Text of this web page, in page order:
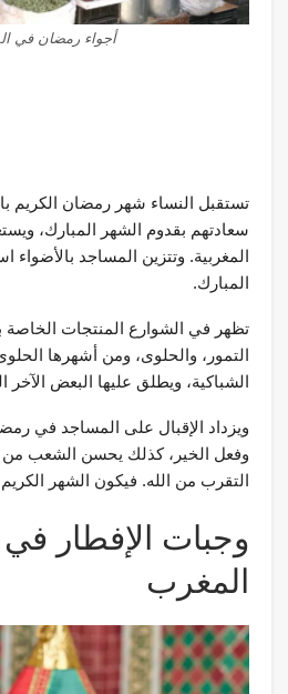
أجواء رمضان في
تستقبل النساء شهر رمضان الكريم
سعادتهم بقدوم الشهر المبارك،
المغربية. وتتزين المساجد بالأضواء
المبارك.
تظهر في الشوارع المنتجات الخاصة
التمور، والحلوى، ومن أشهرها
الشباكية، ويطلق عليها البعض الآخر
ويزداد الإقبال على المساجد في
وفعل الخير، كذلك يحسن الشعب من
التقرب من الله. فيكون الشهر الكريم
وجبات الإفطار
المغرب